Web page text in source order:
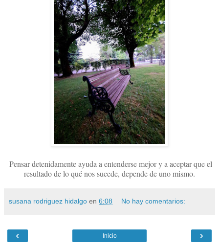
Pensar detenidamente ayuda a entenderse mejor y a aceptar que el
resultado de lo qué nos sucede, depende de uno mismo.
susana rodriguez hidalgo en 6:08 No hay comentarios:
‹ ›
Inicio